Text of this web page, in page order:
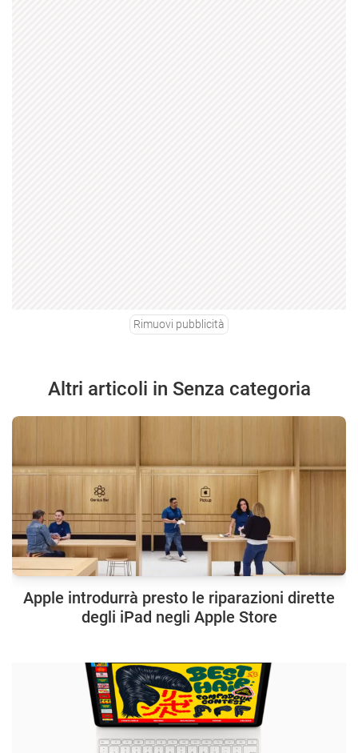
Rimuovi pubblicità
Altri articoli in Senza categoria
Apple introdurrà presto le riparazioni dirette
degli iPad negli Apple Store